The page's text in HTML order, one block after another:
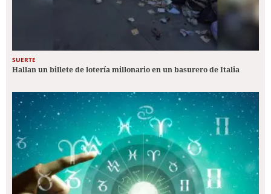
SUERTE
Hallan un billete de lotería millonario en un basurero de Italia